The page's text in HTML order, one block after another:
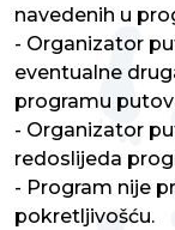
navedenih u
- Organizator
eventualne
programu
- Organizator
redoslijeda
- Program nije
pokretljivošću.